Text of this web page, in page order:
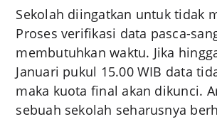
Sekolah diingatkan untuk tidak
Proses verifikasi data pasca-
membutuhkan waktu. Jika
Januari pukul 15.00 WIB data
maka kuota final akan dikunci.
sebuah sekolah seharusnya